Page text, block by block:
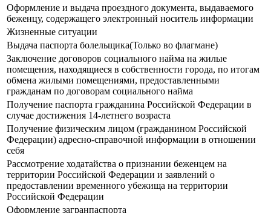
Оформление и выдача проездного документа, выдаваемого
беженцу, содержащего электронный носитель информации
Жизненные ситуации
Выдача паспорта болельщика(Только во флагмане)
Заключение договоров социального найма на жилые
помещения, находящиеся в собственности города, по итогам
обмена жилыми помещениями, предоставленными
гражданам по договорам социального найма
Получение паспорта гражданина Российской Федерации в
случае достижения 14-летнего возраста
Получение физическим лицом (гражданином Российской
Федерации) адресно-справочной информации в отношении
себя
Рассмотрение ходатайства о признании беженцем на
территории Российской Федерации и заявлений о
предоставлении временного убежища на территории
Российской Федерации
Оформление загранпаспорта